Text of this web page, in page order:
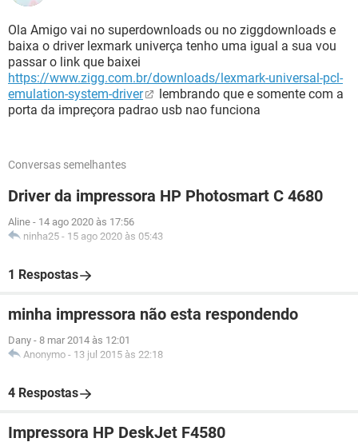
Ola Amigo vai no superdownloads ou no ziggdownloads e
baixa o driver lexmark univerça tenho uma igual a sua vou
passar o link que baixei
https://www.zigg.com.br/downloads/lexmark-universal-pcl-
emulation-system-driver
lembrando que e somente com a
porta da impreçora padrao usb nao funciona
Conversas semelhantes
Driver da impressora HP Photosmart C 4680
Aline - 14 ago 2020 às 17:56
ninha25 - 15 ago 2020 às 05:43
1 Respostas
minha impressora não esta respondendo
Dany - 8 mar 2014 às 12:01
Anonymo - 13 jul 2015 às 22:18
4 Respostas
Impressora HP DeskJet F4580